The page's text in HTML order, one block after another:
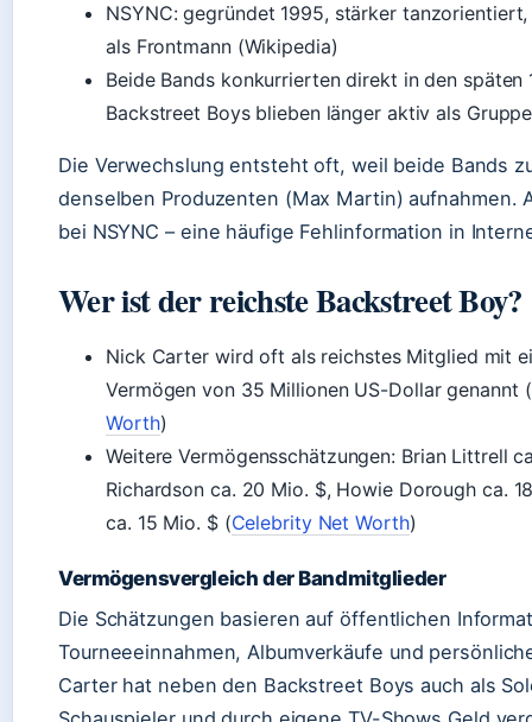
NSYNC: gegründet 1995, stärker
als Frontmann (Wikipedia)
Beide Bands konkurrierten direkt in den späten
Backstreet Boys blieben länger aktiv als
Die Verwechslung entsteht oft, weil beide Bands
denselben Produzenten (Max Martin) aufnahmen.
bei NSYNC – eine häufige Fehlinformation in
Wer ist der reichste Backstreet Boy?
Nick Carter wird oft als reichstes Mitglied mit
Vermögen von 35 Millionen US-Dollar genannt (
Worth)
Weitere Vermögensschätzungen: Brian Littrell
Richardson ca. 20 Mio. $, Howie Dorough ca.
ca. 15 Mio. $ (Celebrity Net Worth)
Vermögensvergleich der Bandmitglieder
Die Schätzungen basieren auf öffentlichen
Tourneeeinnahmen, Albumverkäufe und
Carter hat neben den Backstreet Boys auch als